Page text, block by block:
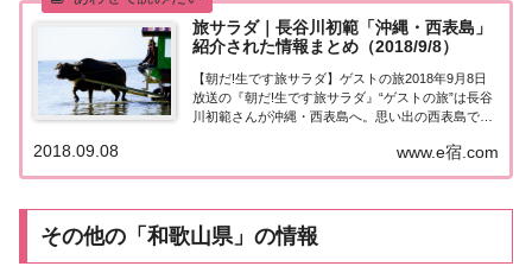
旅サラダ｜長谷川初範「沖縄・西表島」
紹介された情報まとめ（2018/9/8）
【朝だ!生です旅サラダ】ゲストの旅2018年9月8日
放送の『朝だ!生です旅サラダ』“ゲストの旅”は長谷
川初範さんが沖縄・西表島へ。思い出の西表島で、
す。そして翌日は由布島へ！紹介された情報はこち
ら！沖縄・西表島＆由布島今日の“ゲストの旅...
www.e宿.com
2018.09.08
その他の「和歌山県」の情報